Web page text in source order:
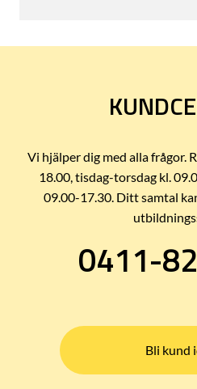
Vi hjälper dig med alla frågor.
18.00, tisdag-torsdag kl.
09.00-17.30. Ditt samtal
0411-
Bli kund